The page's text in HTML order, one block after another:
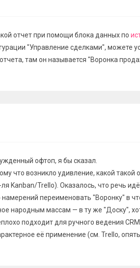
отчет при помощи блока данных по
"Управление сделками", можете
там он называется "Воронка
офтоп, я бы сказал.
что возникло удивление, какой
Kanban/Trello). Оказалось, что речь
намерений переименовать "Воронку" в
народным массам — в ту же "Доску",
подходит для ручного ведения
её применение (см. Trello,